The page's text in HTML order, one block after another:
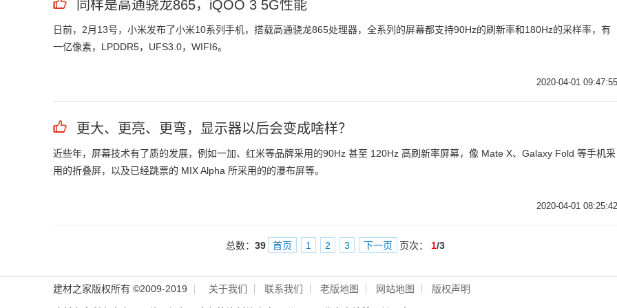
同样是高通骁龙865，iQOO 3 5G性能
日前，2月13号，小米发布了小米10系列手机，搭载高通骁龙865处理器，全系列的屏幕都支持90Hz的刷新率和180Hz的采样率，有
一亿像素，LPDDR5，UFS3.0，WIFI6。
2020-04-01 09:47:55
更大、更亮、更弯，显示器以后会变成啥样？
近些年，屏幕技术有了质的发展，例如一加、红米等品牌采用的90Hz 甚至 120Hz 高刷新率屏幕，像 Mate X、Galaxy Fold 等手机采
用的折叠屏，以及已经跳票的 MIX Alpha 所采用的的瀑布屏等。
2020-04-01 08:25:42
总数： 39 首页 1 2 3 下一页 页次： 1/3
建材之家版权所有 ©2009-2019 关于我们 联系我们 老版地图 网站地图 版权声明